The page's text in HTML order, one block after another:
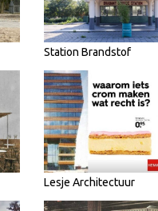
Station Brandstof
Lesje Architectuur